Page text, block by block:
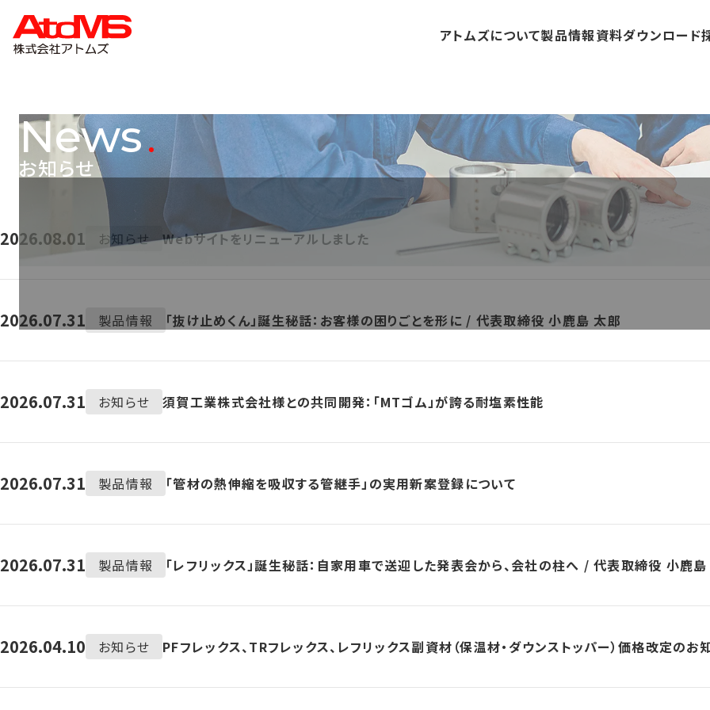
アトムズについて製品情報資料ダウンロード
News
お知らせ
2026.08.01 お知らせ Webサイトをリニューアルしました
2026.07.31 製品情報 「抜け止めくん」誕生秘話：お客様の困りごとを形に / 代表取締役 小鹿島 太郎
2026.07.31 お知らせ 須賀工業株式会社様との共同開発：「MTゴム」が誇る耐塩素性能
2026.07.31 製品情報 「管材の熱伸縮を吸収する管継手」の実用新案登録について
2026.07.31 製品情報 「レフリックス」誕生秘話：自家用車で送迎した発表会から、会社の柱へ / 代表取締役 小鹿
2026.04.10 お知らせ PFフレックス、TRフレックス、レフリックス副資材（保温材・ダウンストッパー）価格改定のお